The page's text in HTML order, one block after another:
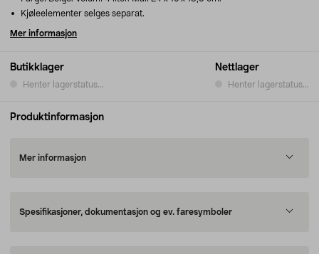
Butikklager
Henter lagerstatus...
Nettlager
Henter lagerstatus...
Kjøleelementer selges separat.
Mer informasjon
Produktinformasjon
Mer informasjon
Spesifikasjoner, dokumentasjon og ev. faresymboler